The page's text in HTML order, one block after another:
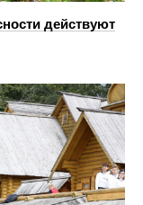
действуют